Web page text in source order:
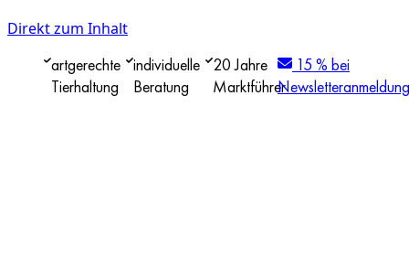
Direkt zum Inhalt
artgerechte
Tierhaltung
individuelle
Beratung
20 Jahre
Marktführer
15 % bei
Newsletteranmeldung